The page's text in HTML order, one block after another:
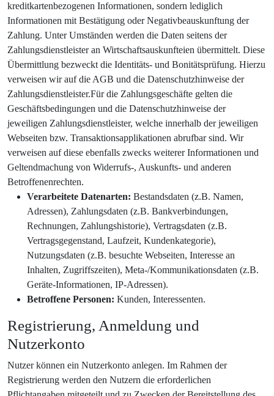
kreditkartenbezogenen Informationen, sondern lediglich
Informationen mit Bestätigung oder Negativbeauskunftung der
Zahlung. Unter Umständen werden die Daten seitens der
Zahlungsdienstleister an Wirtschaftsauskunfteien übermittelt. Diese
Übermittlung bezweckt die Identitäts- und Bonitätsprüfung. Hierzu
verweisen wir auf die AGB und die Datenschutzhinweise der
Zahlungsdienstleister.Für die Zahlungsgeschäfte gelten die
Geschäftsbedingungen und die Datenschutzhinweise der
jeweiligen Zahlungsdienstleister, welche innerhalb der jeweiligen
Webseiten bzw. Transaktionsapplikationen abrufbar sind. Wir
verweisen auf diese ebenfalls zwecks weiterer Informationen und
Geltendmachung von Widerrufs-, Auskunfts- und anderen
Betroffenenrechten.
Verarbeitete Datenarten: Bestandsdaten (z.B. Namen,
Adressen), Zahlungsdaten (z.B. Bankverbindungen,
Rechnungen, Zahlungshistorie), Vertragsdaten (z.B.
Vertragsgegenstand, Laufzeit, Kundenkategorie),
Nutzungsdaten (z.B. besuchte Webseiten, Interesse an
Inhalten, Zugriffszeiten), Meta-/Kommunikationsdaten (z.B.
Geräte-Informationen, IP-Adressen).
Betroffene Personen: Kunden, Interessenten.
Registrierung, Anmeldung und
Nutzerkonto
Nutzer können ein Nutzerkonto anlegen. Im Rahmen der
Registrierung werden den Nutzern die erforderlichen